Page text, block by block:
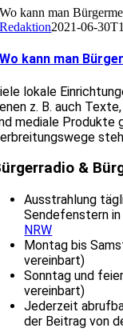
Wo kann man
Redaktion2021-06-
Wo kann man
lokale
z. B. auch
mediale Produkte
&
Ausstrahlung
Sendefenstern
NRW
Montag bis
vereinbart)
Sonntag und
vereinbart)
Jederzeit
der Beitrag von